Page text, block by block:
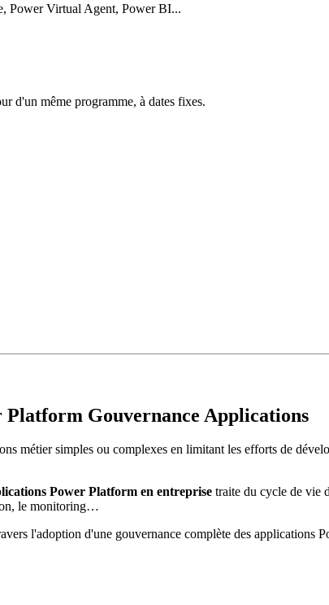
Power Virtual Agent, Power BI...
d'un même programme, à dates fixes.
Platform Gouvernance Applications
métier simples ou complexes en limitant les efforts de
Power Platform en entreprise traite du cycle de vie
le monitoring…
l'adoption d'une gouvernance complète des applications